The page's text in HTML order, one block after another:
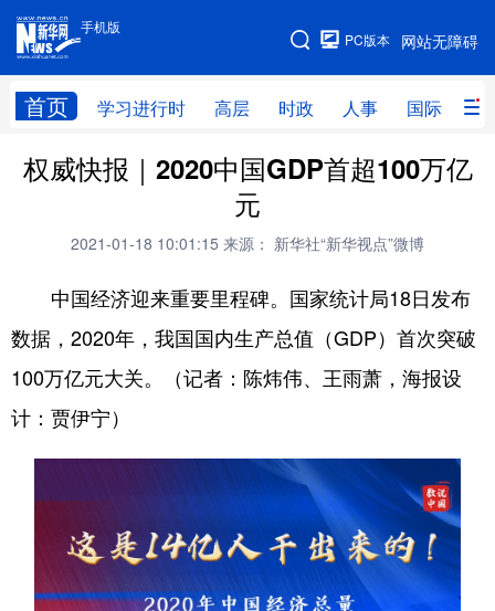
手机版
网站无障碍
PC版本
首页 学习进行时 高层 时政 人事 国际 财
手机版
网站地图
学习进行时 高层 时政 人事
全球连线 教育
科技 科创 量子 体育
文化 书画 健康 军事
人居 信息化 数字经济
学术中国 乡村振兴 银龄 溯源中国
能源 会展
权威快报｜2020中国GDP首超100万亿
元
2021-01-18 10:01:15 来源： 新华社“新华视点”微博
中国经济迎来重要里程碑。国家统计局18日发布
数据，2020年，我国国内生产总值（GDP）首次突破
100万亿元大关。（记者：陈炜伟、王雨萧，海报设
计：贾伊宁） ​